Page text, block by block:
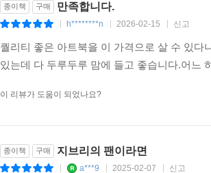
종이책 구매 만족합니다.
h********n 2026-02-15 신고
퀄리티 좋은 아트북을 이 가격으로 살 수 있
있는데 다 두루두루 맘에 들고 좋습니다.어느
이 리뷰가 도움이 되었나요?
종이책 구매 지브리의 팬이라면
a***9 2025-02-07 신고